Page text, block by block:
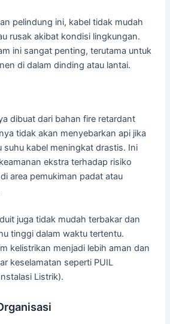
pelindung ini, kabel tidak mudah
rusak akibat kondisi lingkungan.
ini sangat penting, terutama untuk
di dalam dinding atau lantai.
dibuat dari bahan fire retardant
tidak akan menyebarkan api jika
suhu kabel meningkat drastis. Ini
ekstra terhadap risiko
area pemukiman padat atau
juga tidak mudah terbakar dan
tinggi dalam waktu tertentu.
kelistrikan menjadi lebih aman dan
keselamatan seperti PUIL
Listrik).